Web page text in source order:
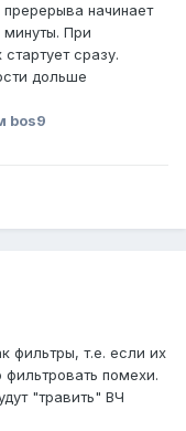
начинает
минуты. При
сразу.
дольше
bos9
фильтры, т.е. если их
помехи.
"травить" ВЧ